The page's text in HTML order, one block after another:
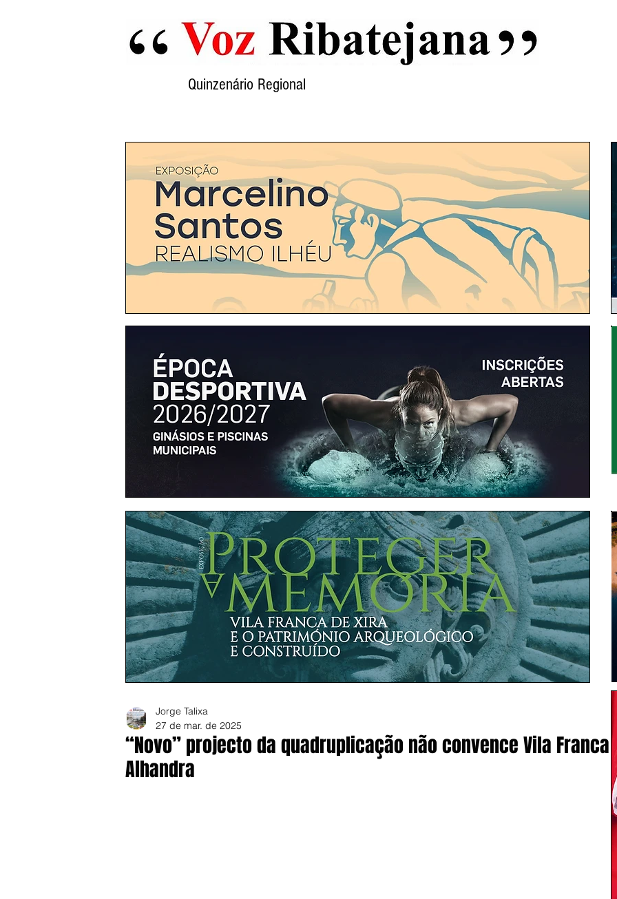
Quinzenário Regional
“Novo” projecto da quadruplicação não convence Vila Franca
Alhandra
Jorge Talixa
27 de mar. de 2025